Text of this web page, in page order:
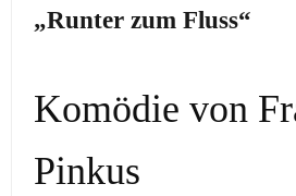
„Runter zum Fluss“
Komödie von
Pinkus